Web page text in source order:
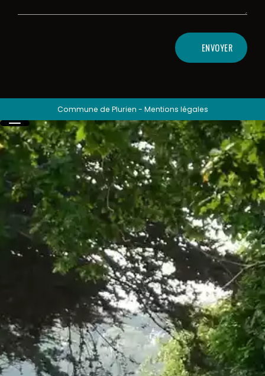
ENVOYER
Commune de Plurien - Mentions légales